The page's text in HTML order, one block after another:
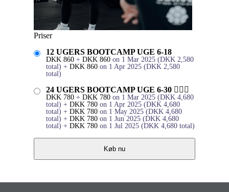
Priser
12 UGERS BOOTCAMP UGE 6-18
DKK 860 + DKK 860 on 1 Mar 2025 (DKK 2,580
total) + DKK 860 on 1 Apr 2025 (DKK 2,580
total)
24 UGERS BOOTCAMP UGE 6-30 🏋🏻‍♀️
DKK 780 + DKK 780 on 1 Mar 2025 (DKK 4,680
total) + DKK 780 on 1 Apr 2025 (DKK 4,680
total) + DKK 780 on 1 May 2025 (DKK 4,680
total) + DKK 780 on 1 Jun 2025 (DKK 4,680
total) + DKK 780 on 1 Jul 2025 (DKK 4,680 total)
Køb nu